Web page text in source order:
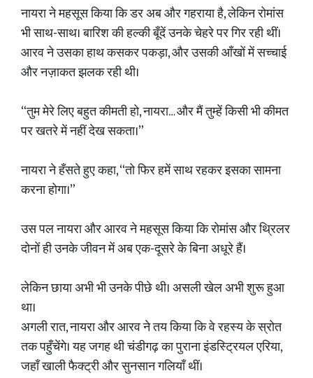
नायरा ने महसूस किया कि डर अब और गहराया है, लेकिन रोमांस
भी साथ-साथ। बारिश की हल्की बूँदें उनके चेहरे पर गिर रही थीं।
आरव ने उसका हाथ कसकर पकड़ा, और उसकी आँखों में सच्चाई
और नज़ाकत झलक रही थी।
“तुम मेरे लिए बहुत कीमती हो, नायरा… और मैं तुम्हें किसी भी कीमत
पर खतरे में नहीं देख सकता।”
नायरा ने हँसते हुए कहा, “तो फिर हमें साथ रहकर इसका सामना
करना होगा।”
उस पल नायरा और आरव ने महसूस किया कि रोमांस और थ्रिलर
दोनों ही उनके जीवन में अब एक-दूसरे के बिना अधूरे हैं।
लेकिन छाया अभी भी उनके पीछे थी। असली खेल अभी शुरू हुआ
था।
अगली रात, नायरा और आरव ने तय किया कि वे रहस्य के स्रोत
तक पहुँचेंगे। यह जगह थी चंडीगढ़ का पुराना इंडस्ट्रियल एरिया,
जहाँ खाली फैक्ट्री और सुनसान गलियाँ थीं।